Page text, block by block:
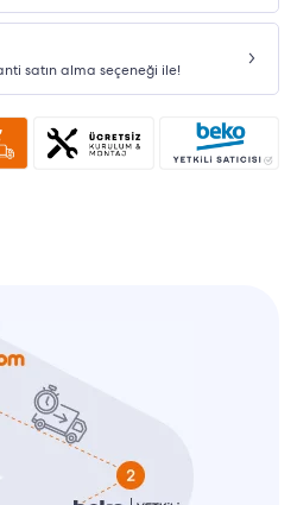
satın alma seçeneği ile!